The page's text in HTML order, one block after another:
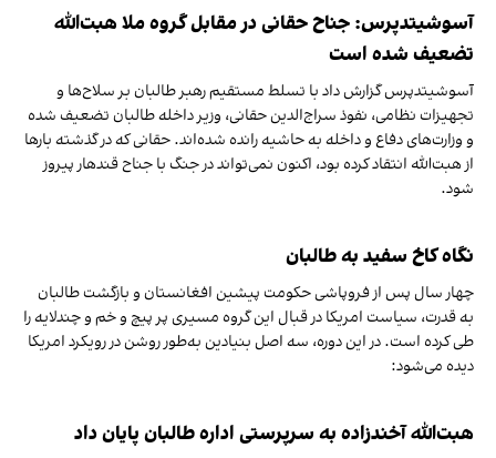
آسوشیتدپرس: جناح حقانی در مقابل گروه ملا هبت‌الله
تضعیف شده است
آسوشیتدپرس گزارش داد با تسلط مستقیم رهبر طالبان بر سلاح‌ها و
تجهیزات نظامی، نفوذ سراج‌الدین حقانی، وزیر داخله طالبان تضعیف شده
و وزارت‌های دفاع و داخله به حاشیه رانده شده‌اند. حقانی که در گذشته بارها
از هبت‌الله انتقاد کرده بود، اکنون نمی‌تواند در جنگ با جناح قندهار پیروز
شود.
نگاه کاخ سفید به طالبان
چهار سال پس از فروپاشی حکومت پیشین افغانستان و بازگشت طالبان
به قدرت، سیاست امریکا در قبال این گروه مسیری پر پیچ‌ و خم و چندلایه را
طی کرده است. در این دوره، سه اصل بنیادین به‌طور روشن در رویکرد امریکا
دیده می‌شود:
هبت‌الله آخندزاده به سرپرستی اداره طالبان پایان داد